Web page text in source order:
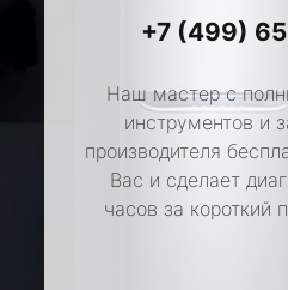
+7 (499)
Наш мастер с
инструментов и
производителя
Вас и сделает
часов за короткий